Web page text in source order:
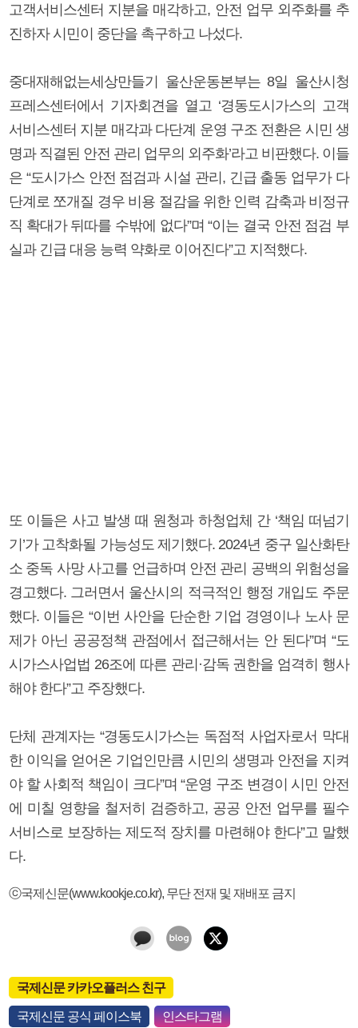
고객서비스센터 지분을 매각하고, 안전 업무 외주화를 추
진하자 시민이 중단을 촉구하고 나섰다.
중대재해없는세상만들기 울산운동본부는 8일 울산시청
프레스센터에서 기자회견을 열고 ‘경동도시가스의 고객
서비스센터 지분 매각과 다단계 운영 구조 전환은 시민 생
명과 직결된 안전 관리 업무의 외주화’라고 비판했다. 이들
은 “도시가스 안전 점검과 시설 관리, 긴급 출동 업무가 다
단계로 쪼개질 경우 비용 절감을 위한 인력 감축과 비정규
직 확대가 뒤따를 수밖에 없다”며 “이는 결국 안전 점검 부
실과 긴급 대응 능력 약화로 이어진다”고 지적했다.
또 이들은 사고 발생 때 원청과 하청업체 간 ‘책임 떠넘기
기’가 고착화될 가능성도 제기했다. 2024년 중구 일산화탄
소 중독 사망 사고를 언급하며 안전 관리 공백의 위험성을
경고했다. 그러면서 울산시의 적극적인 행정 개입도 주문
했다. 이들은 “이번 사안을 단순한 기업 경영이나 노사 문
제가 아닌 공공정책 관점에서 접근해서는 안 된다”며 “도
시가스사업법 26조에 따른 관리·감독 권한을 엄격히 행사
해야 한다”고 주장했다.
단체 관계자는 “경동도시가스는 독점적 사업자로서 막대
한 이익을 얻어온 기업인만큼 시민의 생명과 안전을 지켜
야 할 사회적 책임이 크다”며 “운영 구조 변경이 시민 안전
에 미칠 영향을 철저히 검증하고, 공공 안전 업무를 필수
서비스로 보장하는 제도적 장치를 마련해야 한다”고 말했
다.
ⓒ국제신문(www.kookje.co.kr), 무단 전재 및 재배포 금지
국제신문 카카오플러스 친구
국제신문 공식 페이스북 인스타그램